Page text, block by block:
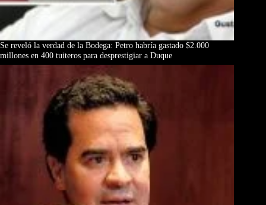
Se reveló la verdad de la Bodega: Petro habría gastado $2.000
millones en 400 tuiteros para desprestigiar a Duque